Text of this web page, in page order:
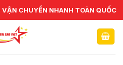
CHỮA VẬT TƯ NGÂN HÀNG TOÀN
QUỐC
CHUYỂN NHANH TOÀN QUỐC